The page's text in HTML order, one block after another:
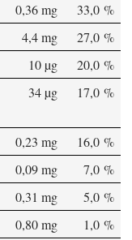
0,36 mg
33,0 %
4,4 mg
27,0 %
10 µg
20,0 %
34 µg 17,0 %
0,23 mg
16,0 %
0,09 mg
7,0 %
0,31 mg
5,0 %
0,80 mg
1,0 %